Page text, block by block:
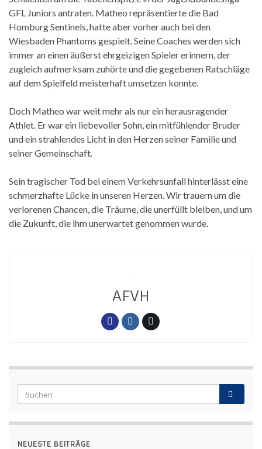
GFL Juniors antraten. Matheo repräsentierte die Bad
Homburg Sentinels, hatte aber vorher auch bei den
Wiesbaden Phantoms gespielt. Seine Coaches werden sich
immer an einen äußerst ehrgeizigen Spieler erinnern, der
zugleich aufmerksam zuhörte und die gegebenen Ratschläge
auf dem Spielfeld meisterhaft umsetzen konnte.
Doch Matheo war weit mehr als nur ein herausragender
Athlet. Er war ein liebevoller Sohn, ein mitfühlender Bruder
und ein strahlendes Licht in den Herzen seiner Familie und
seiner Gemeinschaft.
Sein tragischer Tod bei einem Verkehrsunfall hinterlässt eine
schmerzhafte Lücke in unseren Herzen. Wir trauern um die
verlorenen Chancen, die Träume, die unerfüllt bleiben, und um
die Zukunft, die ihm unerwartet genommen wurde.
AFVH
NEUESTE BEITRÄGE